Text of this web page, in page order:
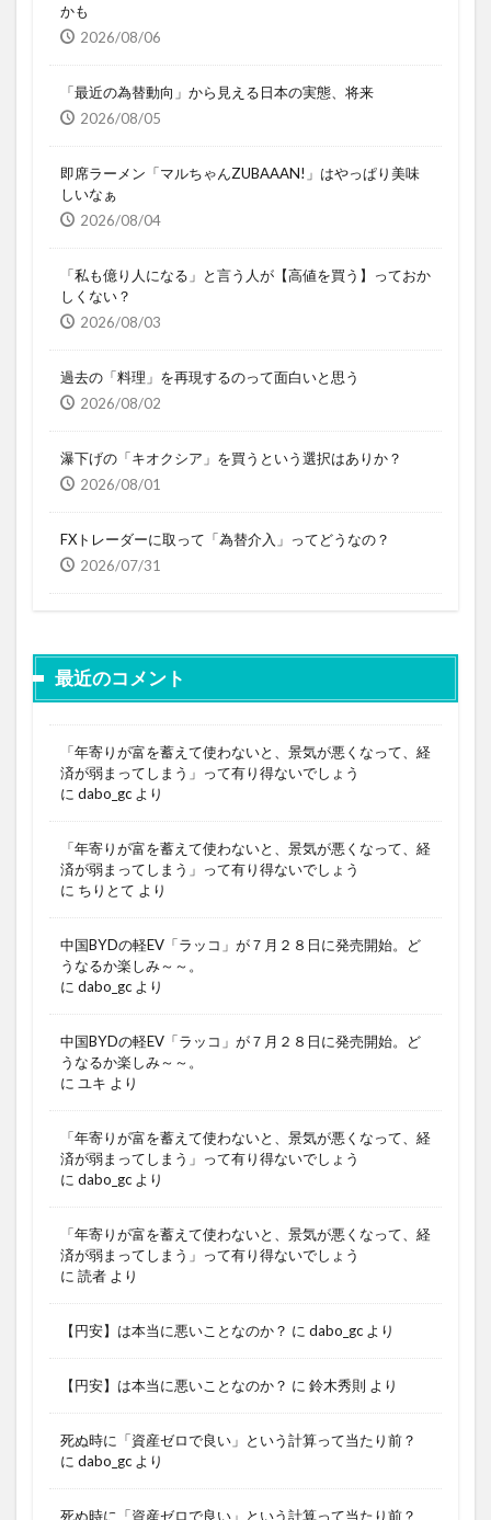
かも
2026/08/06
「最近の為替動向」から見える日本の実態、将来
2026/08/05
即席ラーメン「マルちゃんZUBAAAN!」はやっぱり美味
しいなぁ
2026/08/04
「私も億り人になる」と言う人が【高値を買う】っておか
しくない？
2026/08/03
過去の「料理」を再現するのって面白いと思う
2026/08/02
瀑下げの「キオクシア」を買うという選択はありか？
2026/08/01
FXトレーダーに取って「為替介入」ってどうなの？
2026/07/31
最近のコメント
「年寄りが富を蓄えて使わないと、景気が悪くなって、経
済が弱まってしまう」って有り得ないでしょう
に dabo_gc より
「年寄りが富を蓄えて使わないと、景気が悪くなって、経
済が弱まってしまう」って有り得ないでしょう
に ちりとて より
中国BYDの軽EV「ラッコ」が７月２８日に発売開始。ど
うなるか楽しみ～～。
に dabo_gc より
中国BYDの軽EV「ラッコ」が７月２８日に発売開始。ど
うなるか楽しみ～～。
に ユキ より
「年寄りが富を蓄えて使わないと、景気が悪くなって、経
済が弱まってしまう」って有り得ないでしょう
に dabo_gc より
「年寄りが富を蓄えて使わないと、景気が悪くなって、経
済が弱まってしまう」って有り得ないでしょう
に 読者 より
【円安】は本当に悪いことなのか？ に dabo_gc より
【円安】は本当に悪いことなのか？ に 鈴木秀則 より
死ぬ時に「資産ゼロで良い」という計算って当たり前？
に dabo_gc より
死ぬ時に「資産ゼロで良い」という計算って当たり前？